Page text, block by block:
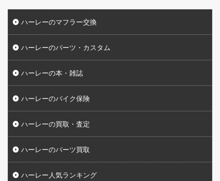
ハーレーのマフラー交換
ハーレーのパーツ・カスタム
ハーレーの本・雑誌
ハーレーのバイク保険
ハーレーの買取・査定
ハーレーのパーツ買取
ハーレー人気ランキング